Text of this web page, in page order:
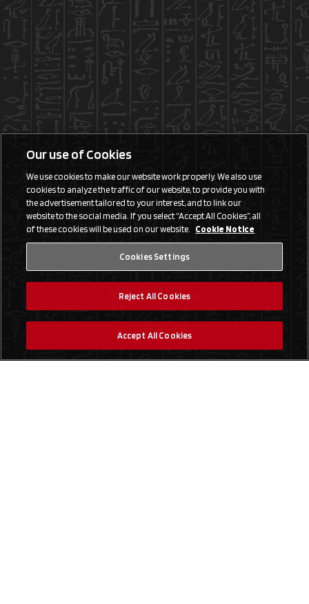
Our use of Cookies
We use cookies to make our website work properly. We also use
cookies to analyze the traffic of our website, to provide you with
the advertisement tailored to your interest, and to link our
website to the social media. If you select “Accept All Cookies”, all
of these cookies will be used on our website. Cookie Notice
Cookies Settings
Reject All Cookies
Accept All Cookies